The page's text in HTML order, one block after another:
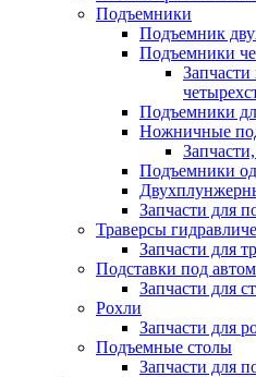
Подъемники
Подъемник
Подъемники
Запчасти
Подъемники
Ножничные
Подъемники
Запчасти для
Траверсы
Запчасти для
Подставки под
Запчасти для
Рохли
Запчасти для
Подъемные столы
Запчасти для